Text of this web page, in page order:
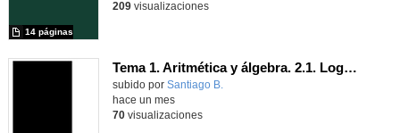
14 páginas
209visualizaciones
Tema 1. Aritmética y álgebra. 2.1. Logaritmos
Contenido educativo.
subido por Santiago B.
hace un mes
70visualizaciones